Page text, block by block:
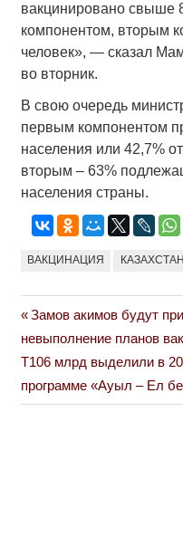
вакцинировано свыше
компонентом, вторым
человек», — сказал
во вторник.
В свою очередь
первым компонентом
населения или 42,7%
вторым – 63%
населения страны.
ВАКЦИНАЦИЯ КАЗАХСТАН
Навигация
по
записям
Previous
Post:
Замов акимов будут
невыполнение планов
Next
Post:
Т106 млрд выделили в
программе «Ауыл – Ел